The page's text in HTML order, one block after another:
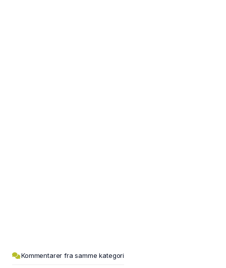
Kommentarer fra samme kategori